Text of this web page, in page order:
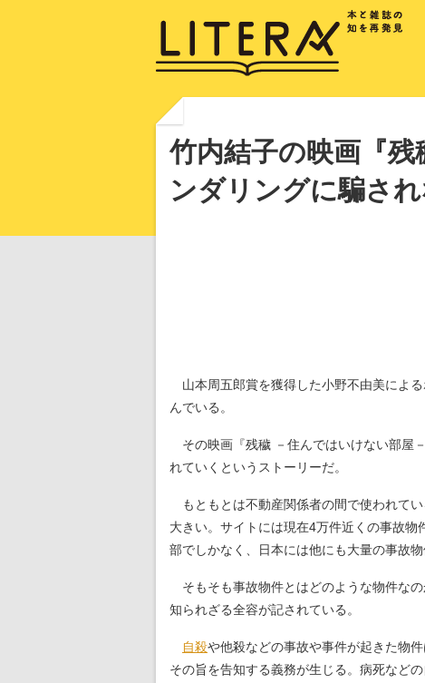
竹内結子の映画『
ンダリングに騙さ
山本周五郎賞を獲得した小野不由美によ
んでいる。
その映画『残穢 －住んではいけない部屋
れていくというストーリーだ。
もともとは不動産関係者の間で使われて
大きい。サイトには現在4万件近くの事故
部でしかなく、日本には他にも大量の事故物
そもそも事故物件とはどのような物件な
知られざる全容が記されている。
自殺や他殺などの事故や事件が起きた物
その旨を告知する義務が生じる。病死など